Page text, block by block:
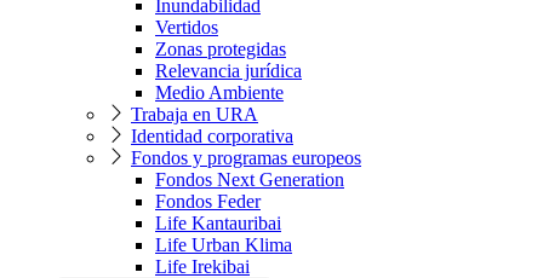
Inundabilidad
Vertidos
Zonas protegidas
Relevancia jurídica
Medio Ambiente
Trabaja en URA
Identidad corporativa
Fondos y programas europeos
Fondos Next Generation
Fondos Feder
Life Kantauribai
Life Urban Klima
Life Irekibai